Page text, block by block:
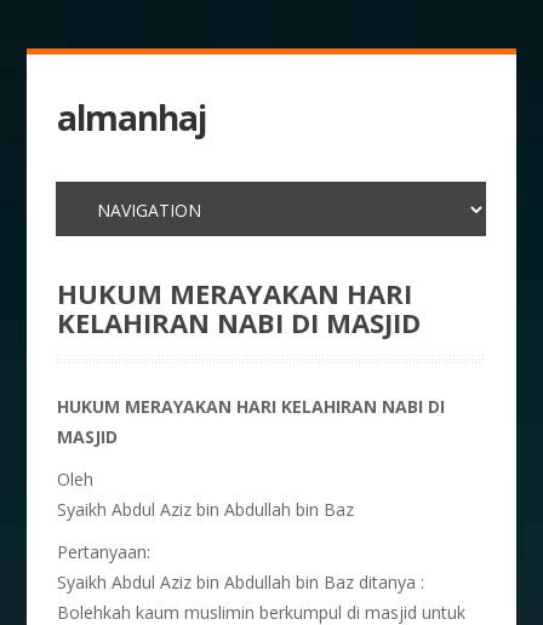
almanhaj
HUKUM MERAYAKAN HARI
KELAHIRAN NABI DI MASJID
HUKUM MERAYAKAN HARI KELAHIRAN NABI DI
MASJID
Oleh
Syaikh Abdul Aziz bin Abdullah bin Baz
Pertanyaan:
Syaikh Abdul Aziz bin Abdullah bin Baz ditanya :
Bolehkah kaum muslimin berkumpul di masjid untuk